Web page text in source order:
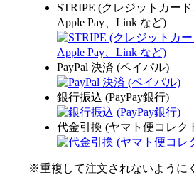
STRIPE (クレジットカード
Apple Pay、Link など)
PayPal 決済 (ペイパル)
銀行振込 (PayPay銀行)
代金引換 (ヤマト便コレク
※重複して注文されないように